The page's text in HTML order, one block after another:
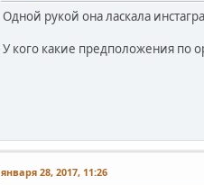
Одной рукой она ласкала
У кого какие предположения по
января 28, 2017, 11:26